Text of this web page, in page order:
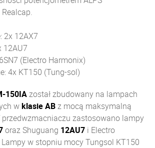
2x 12AX7
12AU7
(Electro Harmonix)
4x KT150 (Tung-sol)
150IAzostał zbudowany na lampach
wklasie ABz mocą maksymalną
przedwzmacniaczu zastosowano lampy
oraz Shuguang 12AU7 i Electro
Lampy w stopniu mocy Tungsol KT150